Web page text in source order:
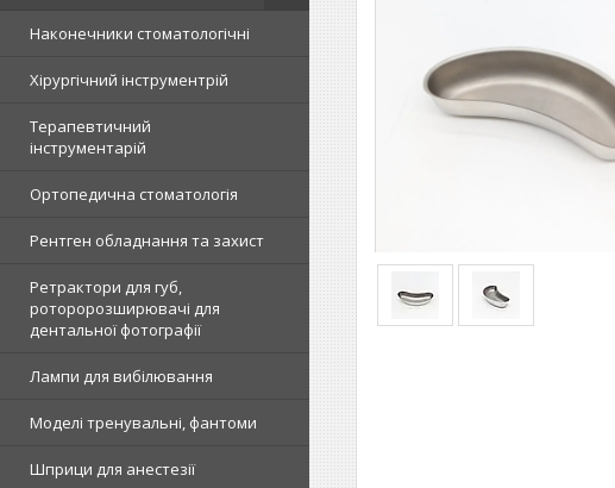
Наконечники стоматологічні
Хірургічний інструментрій
Терапевтичний
інструментарій
Ортопедична стоматологія
Рентген обладнання та захист
Ретрактори для губ,
роторорозширювачі для
дентальної фотографії
Лампи для вибілювання
Моделі тренувальні, фантоми
Шприци для анестезії